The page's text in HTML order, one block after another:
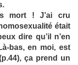
mort ! J’ai cru
était
dire qu’il n’en
bas, en moi, est
ça prend un